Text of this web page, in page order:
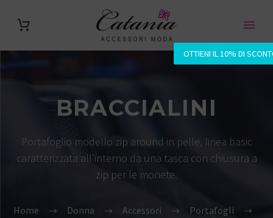
OTTIENI IL 10% DI
BRACCIALINI
Portafoglio modello zip around in pelle, linea basic
caratterizzata all’interno da una tasca con chiusura a
zip per le monete.
Home Donna Accessori
Portafogli